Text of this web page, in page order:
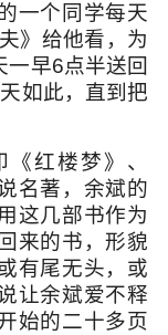
一个同学每天
》给他看，为
一早6点半送回
如此，直到把
红楼梦》、
名著，余斌的
这几部书作为
来的书，形貌
有尾无头，或
让余斌爱不释
始的二十多页